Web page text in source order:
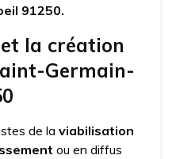
91250.
la création
Germain-
de la viabilisation
ou en diffus